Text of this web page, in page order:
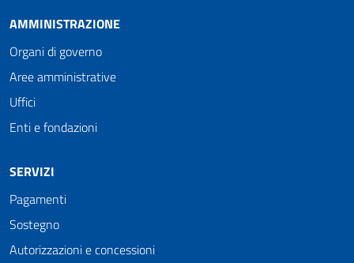
AMMINISTRAZIONE
Organi di governo
Aree amministrative
Uffici
Enti e fondazioni
SERVIZI
Pagamenti
Sostegno
Autorizzazioni e concessioni